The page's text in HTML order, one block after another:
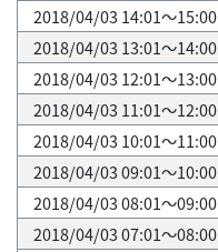
2018/04/03 14:01～15:00
2018/04/03 13:01～14:00
2018/04/03 12:01～13:00
2018/04/03 11:01～12:00
2018/04/03 10:01～11:00
2018/04/03 09:01～10:00
2018/04/03 08:01～09:00
2018/04/03 07:01～08:00